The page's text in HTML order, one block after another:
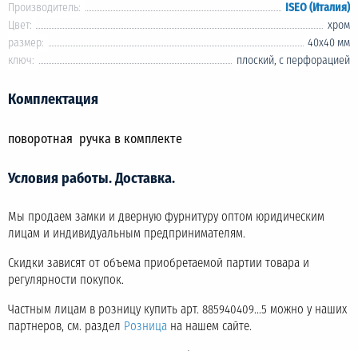
Производитель:
ISEO (Италия)
Цвет:
хром
размер:
40х40 мм
ключ:
плоский, с перфорацией
Комплектация
поворотная ручка в комплекте
Условия работы. Доставка.
Мы продаем замки и дверную фурнитуру оптом юридическим
лицам и индивидуальным предпринимателям.
Скидки зависят от объема приобретаемой партии товара и
регулярности покупок.
Частным лицам в розницу купить арт. 885940409...5 можно у наших
партнеров, см. раздел Розница на нашем сайте.